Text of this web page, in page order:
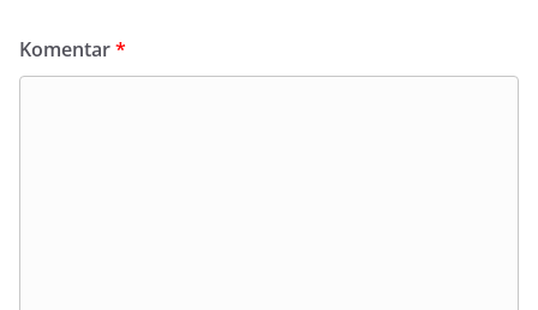
Komentar*